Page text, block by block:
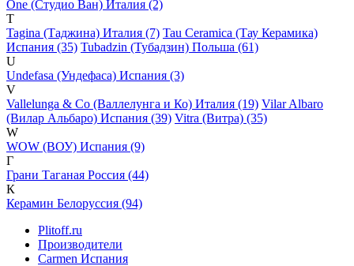
One (Студио Ван) Италия (2)
T
Tagina (Таджина) Италия (7) Tau Ceramica (Тау Керамика)
Испания (35) Tubadzin (Тубадзин) Польша (61)
U
Undefasa (Ундефаса) Испания (3)
V
Vallelunga & Co (Валлелунга и Ко) Италия (19) Vilar Albaro
(Вилар Альбаро) Испания (39) Vitra (Витра) (35)
W
WOW (ВОУ) Испания (9)
Г
Грани Таганая Россия (44)
К
Керамин Белоруссия (94)
Plitoff.ru
Производители
Carmen Испания